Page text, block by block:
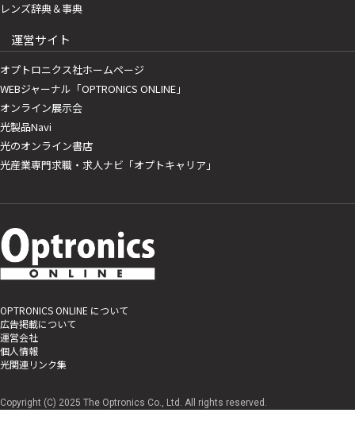
レンズ辞典＆事典
運営サイト
オプトロニクス社ホームページ
WEBジャーナル「OPTRONICS ONLINE」
オンライン展示会
光製品Navi
光のオンライン書店
光産業専門求職・求人ナビ「オプトキャリア」
OPTRONICS ONLINE について
広告掲載について
運営会社
個人情報
光関連リンク集
Copyright (C) 2025 The Optronics Co., Ltd. All rights reserved.